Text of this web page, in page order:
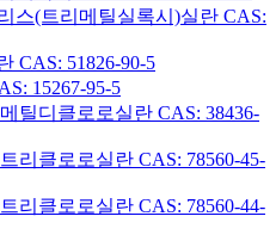
스(트리메틸실록시)실란 CAS:
CAS: 51826-90-5
15267-95-5
틸디클로로실란 CAS: 38436-
리클로로실란 CAS: 78560-45-
리클로로실란 CAS: 78560-44-